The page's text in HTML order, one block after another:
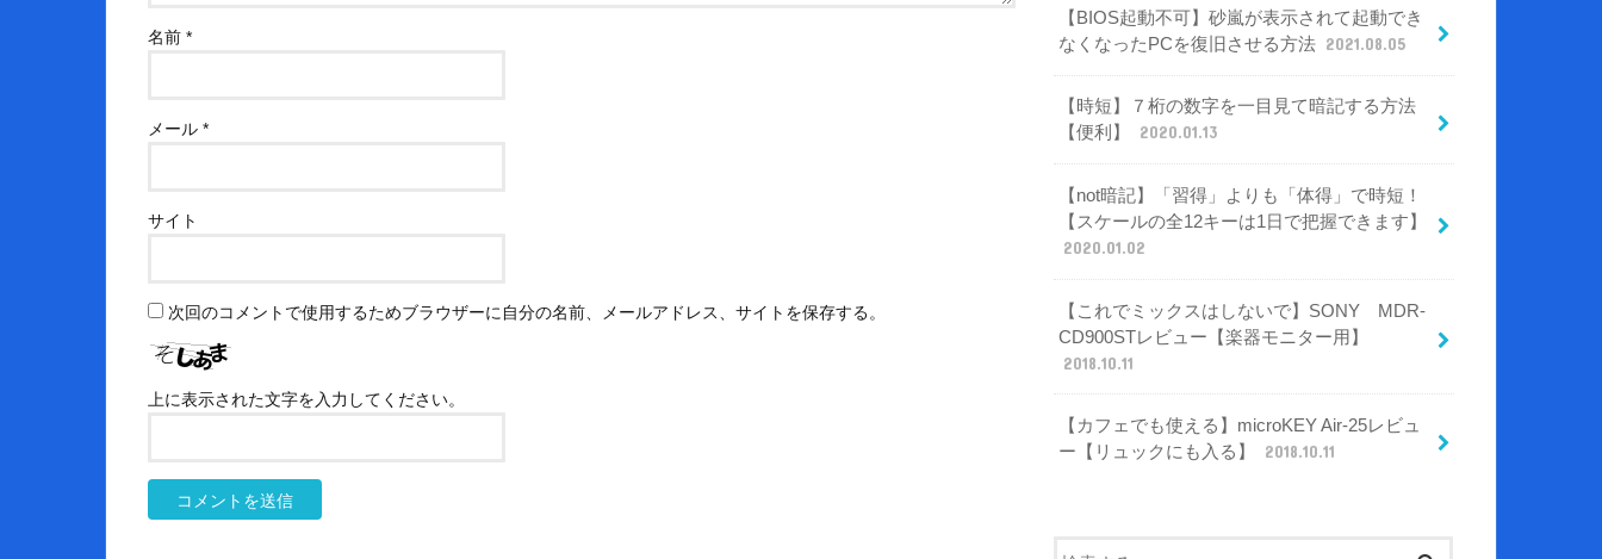
名前 *
メール *
サイト
次回のコメントで使用するためブラウザーに自分の名前、メールアドレス、サイトを保存する。
上に表示された文字を入力してください。
【BIOS起動不可】砂嵐が表示されて起動でき
なくなったPCを復旧させる方法 2021.08.05
【時短】７桁の数字を一目見て暗記する方法
【便利】
2020.01.13
【not暗記】「習得」よりも「体得」で時短！
【スケールの全12キーは1日で把握できます】
2020.01.02
【これでミックスはしないで】SONY MDR-
CD900STレビュー【楽器モニター用】
2018.10.11
【カフェでも使える】microKEY Air-25レビュ
ー【リュックにも入る】
2018.10.11